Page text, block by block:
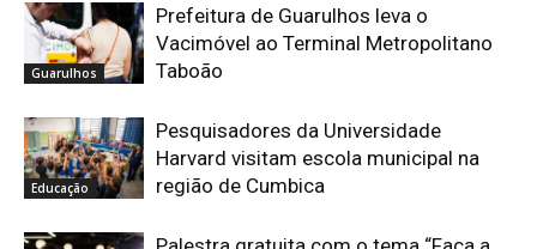
Guarulhos
Prefeitura de Guarulhos leva o
Vacimóvel ao Terminal Metropolitano
Taboão
Educação
Pesquisadores da Universidade
Harvard visitam escola municipal na
região de Cumbica